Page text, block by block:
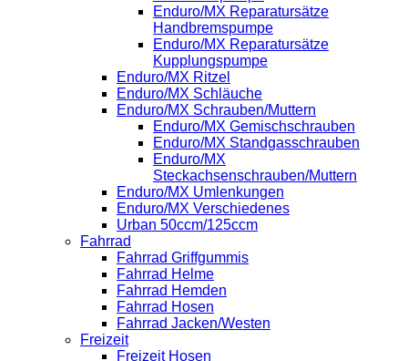
Enduro/MX Reparatursätze
Handbremspumpe
Enduro/MX Reparatursätze
Kupplungspumpe
Enduro/MX Ritzel
Enduro/MX Schläuche
Enduro/MX Schrauben/Muttern
Enduro/MX Gemischschrauben
Enduro/MX Standgasschrauben
Enduro/MX
Steckachsenschrauben/Muttern
Enduro/MX Umlenkungen
Enduro/MX Verschiedenes
Urban 50ccm/125ccm
Fahrrad
Fahrrad Griffgummis
Fahrrad Helme
Fahrrad Hemden
Fahrrad Hosen
Fahrrad Jacken/Westen
Freizeit
Freizeit Hosen